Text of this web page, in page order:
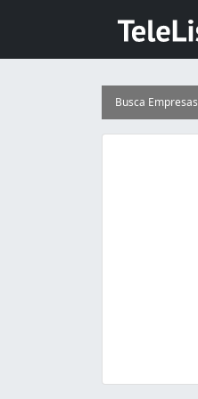
Busca Empresas